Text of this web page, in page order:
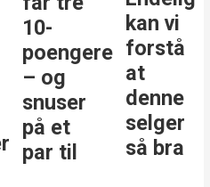
kan vi
forstå
at
denne
selger
så bra
største
stjernen
i
klassen